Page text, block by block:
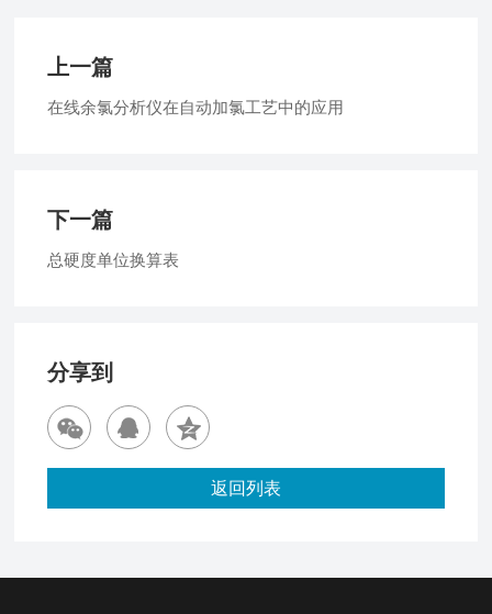
上一篇
在线余氯分析仪在自动加氯工艺中的应用
下一篇
总硬度单位换算表
分享到
返回列表